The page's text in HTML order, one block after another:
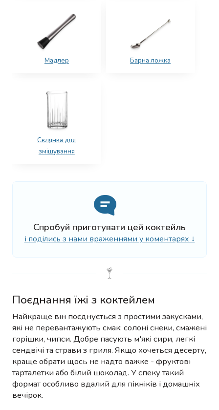
Мадлер Барна ложка
Склянка для
змішування
Спробуй приготувати цей коктейль
і поділись з нами враженнями у коментарях ↓
Поєднання їжі з коктейлем
Найкраще він поєднується з простими закусками,
які не перевантажують смак: солоні снеки, смажені
горішки, чипси. Добре пасують м'які сири, легкі
сендвічі та страви з гриля. Якщо хочеться десерту,
краще обрати щось не надто важке - фруктові
тарталетки або білий шоколад. У спеку такий
формат особливо вдалий для пікніків і домашніх
вечірок.